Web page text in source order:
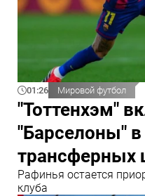
01:26 Мировой футбол
"Тоттенхэм"
"Барселоны"
трансферных
Рафинья остается
клуба